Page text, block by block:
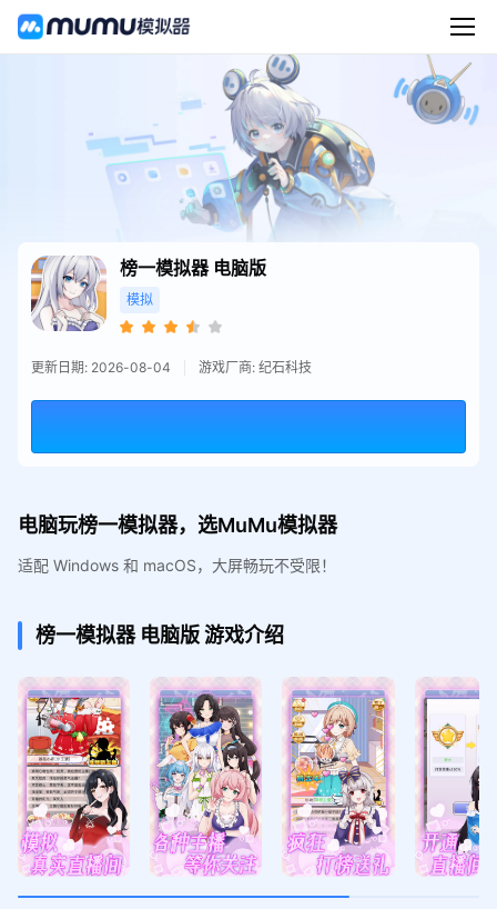
榜一模拟器 电脑版
模拟
更新日期: 2026-08-04 游戏厂商: 纪石科技
电脑玩榜一模拟器，选MuMu模拟器
适配 Windows 和 macOS，大屏畅玩不受限！
榜一模拟器 电脑版游戏介绍